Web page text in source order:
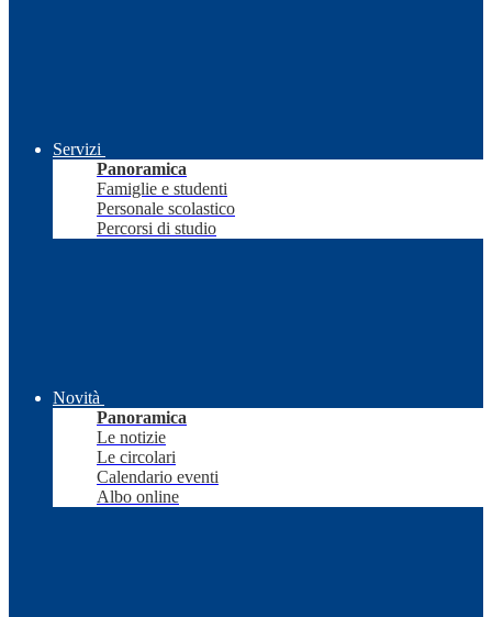
Servizi
Panoramica
Famiglie e studenti
Personale scolastico
Percorsi di studio
Novità
Panoramica
Le notizie
Le circolari
Calendario eventi
Albo online